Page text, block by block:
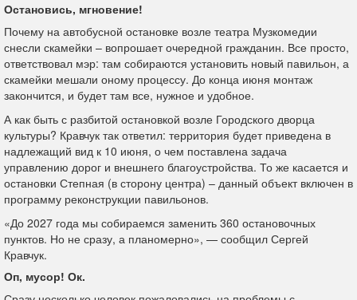
Остановись, мгновение!
Почему на автобусной остановке возле театра Музкомедии
снесли скамейки – вопрошает очередной гражданин. Все просто,
ответствовал мэр: там собираются установить новый павильон, а
скамейки мешали оному процессу. До конца июня монтаж
закончится, и будет там все, нужное и удобное.
А как быть с разбитой остановкой возле Городского дворца
культуры? Кравчук так ответил: территория будет приведена в
надлежащий вид к 10 июня, о чем поставлена задача
управлению дорог и внешнего благоустройства. То же касается и
остановки Степная (в сторону центра) – данный объект включен в
программу реконструкции павильонов.
«До 2027 года мы собираемся заменить 360 остановочных
пунктов. Но не сразу, а планомерно», — сообщил Сергей
Кравчук.
Оп, мусор! Ок.